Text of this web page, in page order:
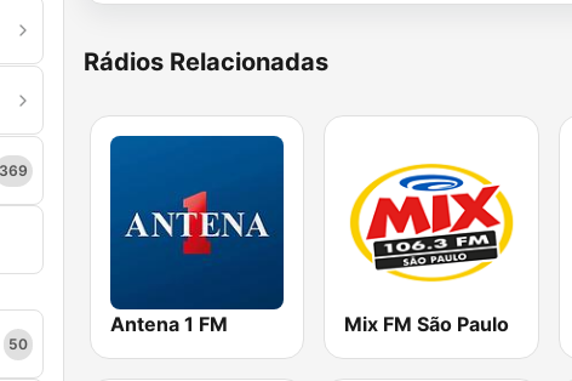
369
50
Rádios Relacionadas
Antena 1 FM Mix FM São Paulo